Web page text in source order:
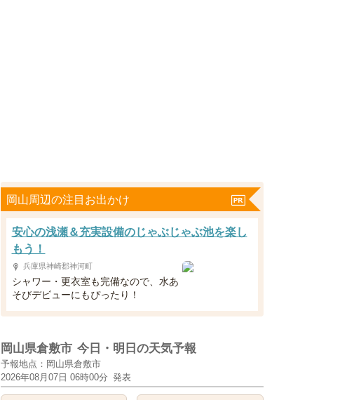
岡山周辺の注目お出かけ
安心の浅瀬＆充実設備のじゃぶじゃぶ池を楽し
もう！
兵庫県神崎郡神河町
シャワー・更衣室も完備なので、水あ
そびデビューにもぴったり！
岡山県倉敷市 今日・明日の天気予報
予報地点：岡山県倉敷市
2026年08月07日 06時00分 発表